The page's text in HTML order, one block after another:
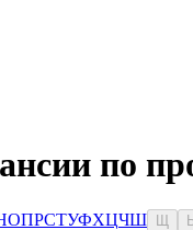
по
ОПРСТУФХЦЧШ